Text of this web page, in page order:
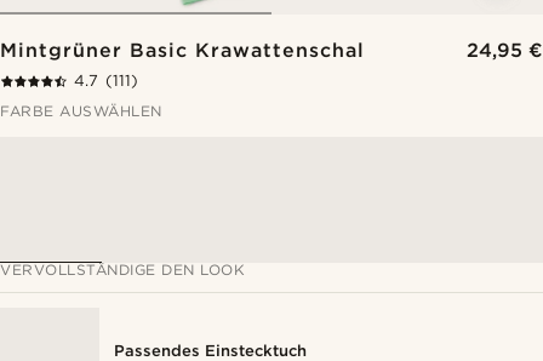
Mintgrüner Basic Krawattenschal 24,95 €
4.7 (111)
FARBE AUSWÄHLEN
VERVOLLSTÄNDIGE DEN LOOK
Passendes Einstecktuch